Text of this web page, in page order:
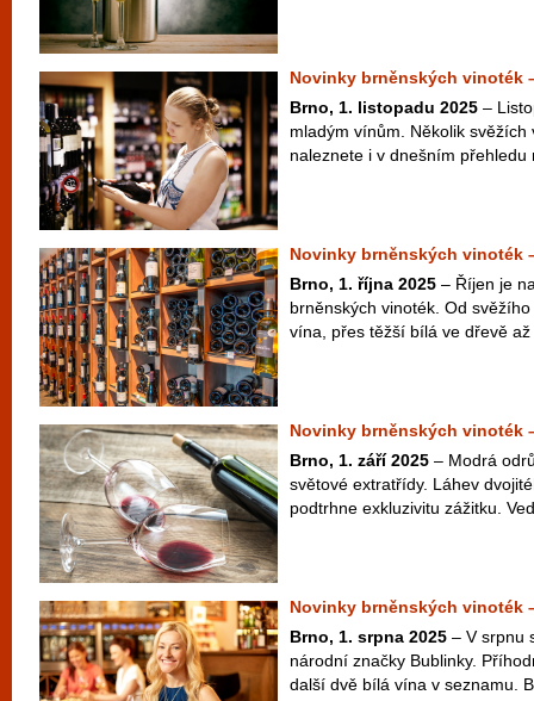
Novinky brněnských vinoték
Brno, 1. listopadu 2025 –
mladým vínům. Několik
naleznete i v dnešním přehledu
Novinky brněnských vinoték
Brno, 1. října 2025 – Říjen je
brněnských vinoték. Od
vína, přes těžší bílá ve dřevě
Novinky brněnských vinoték
Brno, 1. září 2025 – Modrá
světové extratřídy. Láhev
podtrhne exkluzivitu zážitku.
Novinky brněnských vinoték
Brno, 1. srpna 2025 – V srpnu
národní značky Bublinky.
další dvě bílá vína v seznamu.